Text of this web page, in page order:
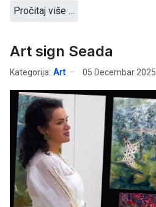
Pročitaj više …
Art sign Seada
Kategorija: Art 05 Decembar 2025